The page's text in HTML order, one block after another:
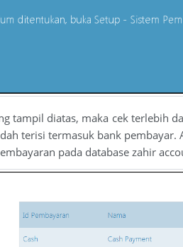
tampil diatas, maka cek terlebih
terisi termasuk bank
pada database zahir